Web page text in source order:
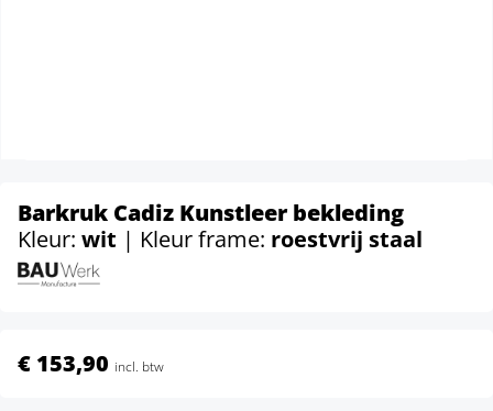
Barkruk Cadiz Kunstleer bekleding
Kleur: wit | Kleur frame: roestvrij staal
€ 153,90 incl. btw